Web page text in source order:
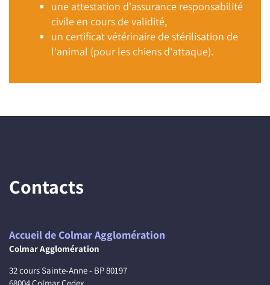
une attestation d'assurance responsabilité
civile en cours de validité,
un certificat vétérinaire de stérilisation de
l'animal (pour les chiens d'attaque).
Contacts
Accueil de Colmar Agglomération
Colmar Agglomération
32 cours Sainte-Anne - BP 80197